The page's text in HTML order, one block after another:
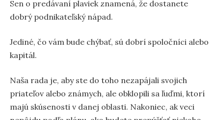
Sen o predávaní plaviek znamená, že dostanete
dobrý podnikateľský nápad.
Jediné, čo vám bude chýbať, sú dobrí spoločníci alebo
kapitál.
Naša rada je, aby ste do toho nezapájali svojich
priateľov alebo známych, ale obklopili sa ľuďmi, ktorí
majú skúsenosti v danej oblasti. Nakoniec, ak veci